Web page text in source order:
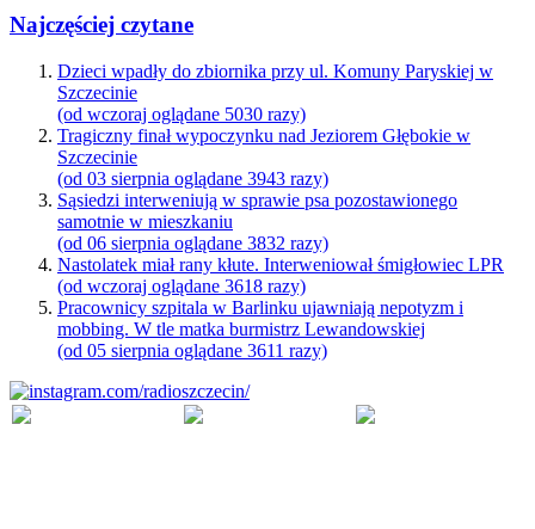
Najczęściej czytane
Dzieci wpadły do zbiornika przy ul. Komuny Paryskiej w
Szczecinie
(od wczoraj oglądane 5030 razy)
Tragiczny finał wypoczynku nad Jeziorem Głębokie w
Szczecinie
(od 03 sierpnia oglądane 3943 razy)
Sąsiedzi interweniują w sprawie psa pozostawionego
samotnie w mieszkaniu
(od 06 sierpnia oglądane 3832 razy)
Nastolatek miał rany kłute. Interweniował śmigłowiec LPR
(od wczoraj oglądane 3618 razy)
Pracownicy szpitala w Barlinku ujawniają nepotyzm i
mobbing. W tle matka burmistrz Lewandowskiej
(od 05 sierpnia oglądane 3611 razy)